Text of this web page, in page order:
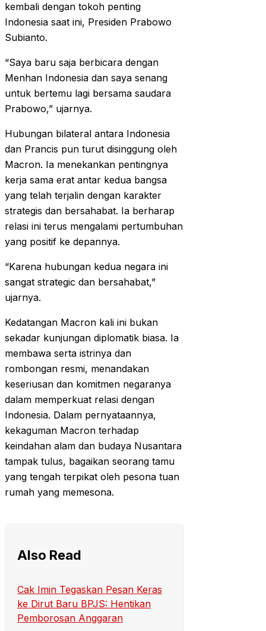
kembali dengan tokoh penting
Indonesia saat ini, Presiden Prabowo
Subianto.
“Saya baru saja berbicara dengan
Menhan Indonesia dan saya senang
untuk bertemu lagi bersama saudara
Prabowo,” ujarnya.
Hubungan bilateral antara Indonesia
dan Prancis pun turut disinggung oleh
Macron. Ia menekankan pentingnya
kerja sama erat antar kedua bangsa
yang telah terjalin dengan karakter
strategis dan bersahabat. Ia berharap
relasi ini terus mengalami pertumbuhan
yang positif ke depannya.
“Karena hubungan kedua negara ini
sangat strategic dan bersahabat,”
ujarnya.
Kedatangan Macron kali ini bukan
sekadar kunjungan diplomatik biasa. Ia
membawa serta istrinya dan
rombongan resmi, menandakan
keseriusan dan komitmen negaranya
dalam memperkuat relasi dengan
Indonesia. Dalam pernyataannya,
kekaguman Macron terhadap
keindahan alam dan budaya Nusantara
tampak tulus, bagaikan seorang tamu
yang tengah terpikat oleh pesona tuan
rumah yang memesona.
Also Read
Cak Imin Tegaskan Pesan Keras
ke Dirut Baru BPJS: Hentikan
Pemborosan Anggaran